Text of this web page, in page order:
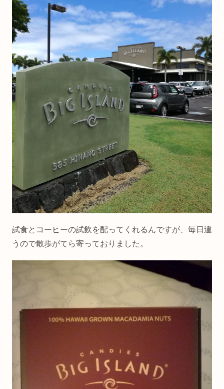
試食とコーヒーの試飲を配ってくれるんですが、毎日違
うので散歩がてら寄っておりました。